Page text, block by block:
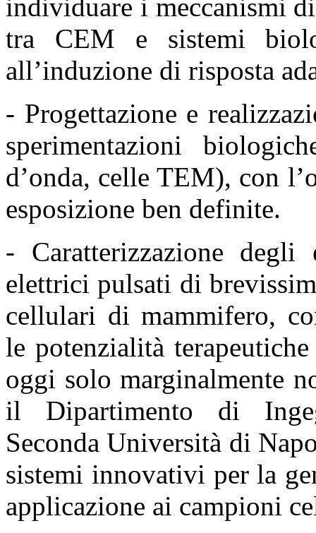
individuare i meccanismi
tra CEM e sistemi
all’induzione di risposta
- Progettazione e
sperimentazioni
d’onda, celle TEM), con
esposizione ben definite.
- Caratterizzazione degli
elettrici pulsati di
cellulari di mammifero,
le potenzialità
oggi solo marginalmente
il Dipartimento di
Seconda Università di
sistemi innovativi per la
applicazione ai campioni